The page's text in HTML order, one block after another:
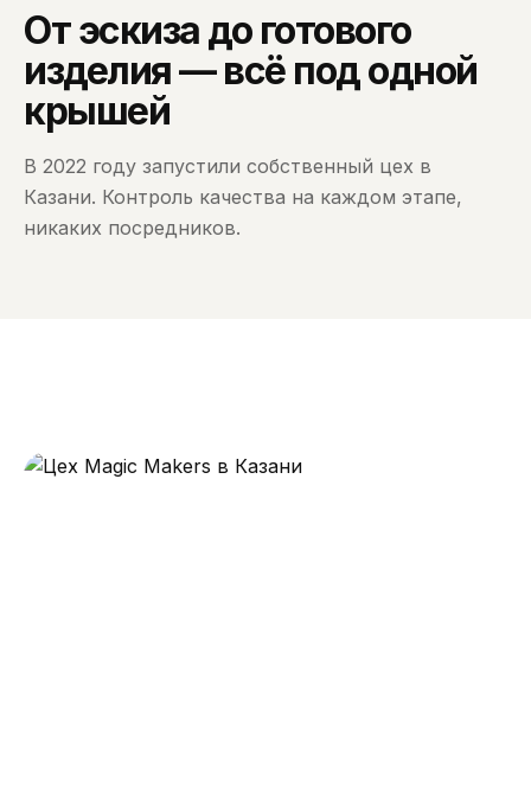
От эскиза до готового
изделия — всё под одной
крышей
В 2022 году запустили собственный цех в
Казани. Контроль качества на каждом этапе,
никаких посредников.